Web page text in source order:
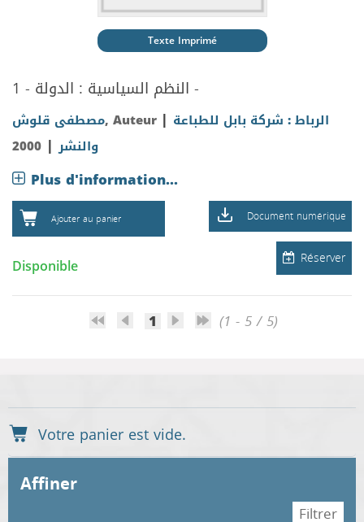
Texte Imprimé
النظم السياسية : الدولة - 1 -
مصطفى قلوش, Auteur | الرباط : شركة بابل للطباعة
والنشر|
2000
Plus d'information...
Ajouter au panier Document numérique
Réserver
Disponible
1 (1 - 5 / 5)
affiner